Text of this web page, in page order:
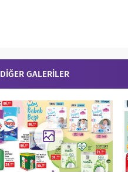
DİĞER GALERİLER